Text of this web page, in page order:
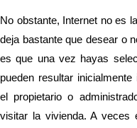
No obstante, Internet no es
deja bastante que desear o
es que una vez hayas
pueden resultar
el propietario o
visitar la vivienda. A veces